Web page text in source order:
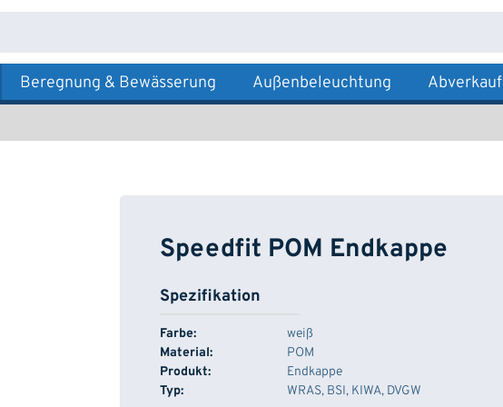
Beregnung & Bewässerung Außenbeleuchtung Abverkauf
Speedfit POM Endkappe
Spezifikation
Farbe:
weiß
Material:
POM
Produkt:
Endkappe
Typ:
WRAS, BSI, KIWA, DVGW